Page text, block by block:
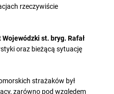
rzeczywiście
st. bryg. Rafał
oraz bieżącą sytuację
strażaków był
zarówno pod względem